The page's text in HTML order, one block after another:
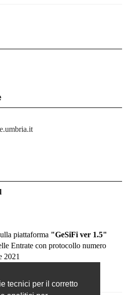
tecnici per il corretto
piattaforma "GeSiFi ver 1.5"
Entrate con protocollo numero
2021